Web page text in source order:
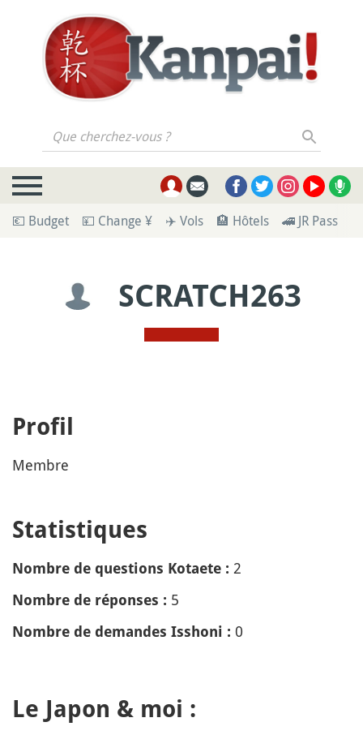
Que cherchez-vous ?
💶 Budget 💴 Change ¥ ✈️ Vols 🏨 Hôtels 🚄 JR Pass
SCRATCH263
Profil
Membre
Statistiques
Nombre de questions Kotaete : 2
Nombre de réponses : 5
Nombre de demandes Isshoni : 0
Le Japon & moi :